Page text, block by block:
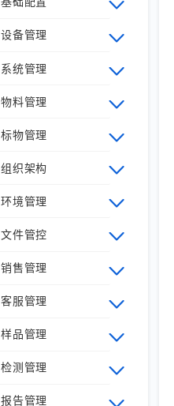
设备管理
系统管理
物料管理
标物管理
组织架构
环境管理
文件管控
销售管理
客服管理
样品管理
检测管理
报告管理